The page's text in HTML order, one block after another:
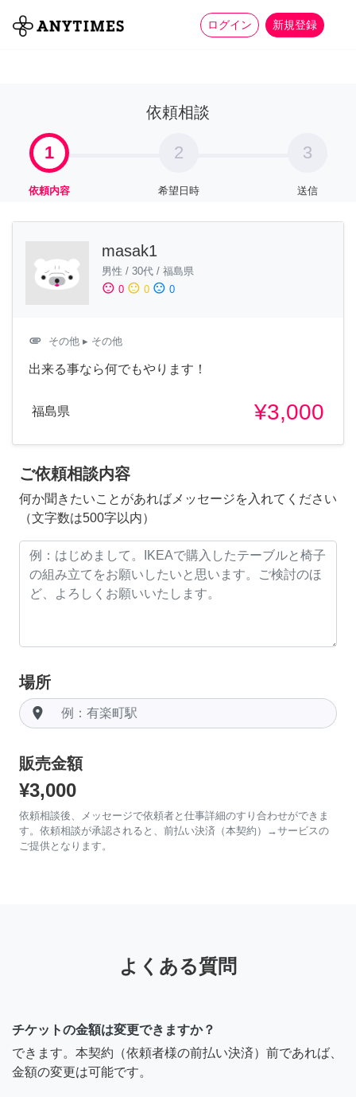
ログイン 新規登録
全て 家事 more_horiz
依頼相談
1
依頼内容
2
希望日時
3
送信
masak1
男性 / 30代 / 福島県
sentiment_satisfied 0 sentiment_neutral 0 sentiment_dissatisfied 0
attachment その他 ▸ その他
出来る事なら何でもやります！
福島県 ¥3,000
ご依頼相談内容
何か聞きたいことがあればメッセージを入れてください
（文字数は500字以内）
場所
room
販売金額
¥3,000
依頼相談後、メッセージで依頼者と仕事詳細のすり合わせができま
す。依頼相談が承認されると、前払い決済（本契約）→サービスの
ご提供となります。
よくある質問
チケットの金額は変更できますか？
できます。本契約（依頼者様の前払い決済）前であれば、
金額の変更は可能です。